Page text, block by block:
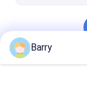
Barry